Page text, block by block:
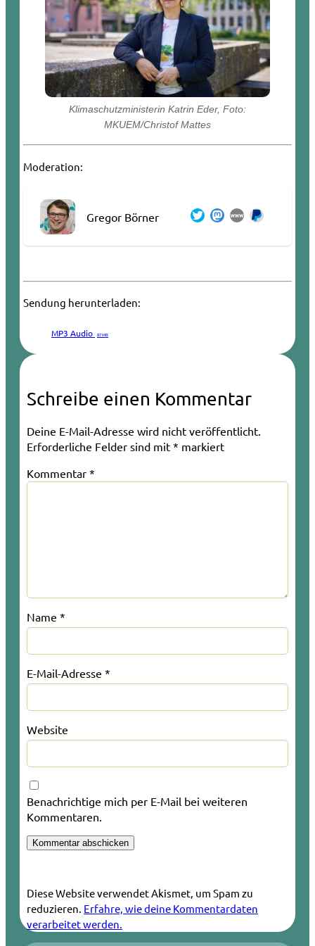
Klimaschutzministerin Katrin Eder, Foto:
MKUEM/Christof Mattes
Moderation:
Gregor Börner
Sendung herunterladen:
MP3 Audio 87 MB
Schreibe einen Kommentar
Deine E-Mail-Adresse wird nicht veröffentlicht.
Erforderliche Felder sind mit * markiert
Kommentar *
Name *
E-Mail-Adresse *
Website
Benachrichtige mich per E-Mail bei weiteren
Kommentaren.
Diese Website verwendet Akismet, um Spam zu
reduzieren. Erfahre, wie deine Kommentardaten
verarbeitet werden.